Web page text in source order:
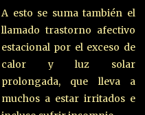
A esto se suma también el
llamado trastorno afectivo
estacional por el exceso de
calor y luz solar
prolongada, que lleva a
muchos a estar irritados e